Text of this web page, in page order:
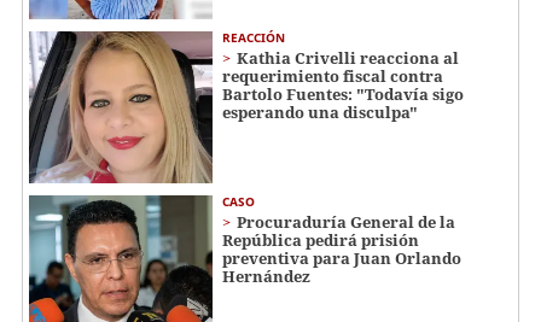
REACCIÓN
Kathia Crivelli reacciona al
requerimiento fiscal contra
Bartolo Fuentes: "Todavía sigo
esperando una disculpa"
CASO
Procuraduría General de la
República pedirá prisión
preventiva para Juan Orlando
Hernández